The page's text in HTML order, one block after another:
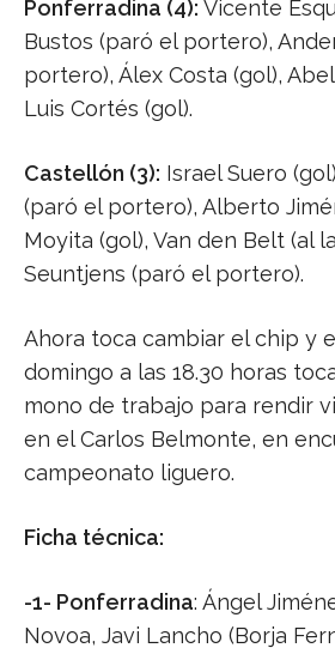
Ponferradina (4): Vicente
Bustos (paró el portero),
portero), Álex Costa (gol),
Luis Cortés (gol).
Castellón (3): Israel Suero
(paró el portero), Alberto
Moyita (gol), Van den Belt (al
Seuntjens (paró el portero).
Ahora toca cambiar el chip y
domingo a las 18.30 horas
mono de trabajo para rendir
en el Carlos Belmonte, en
campeonato liguero.
Ficha técnica:
-1- Ponferradina: Ángel
Novoa, Javi Lancho (Borja